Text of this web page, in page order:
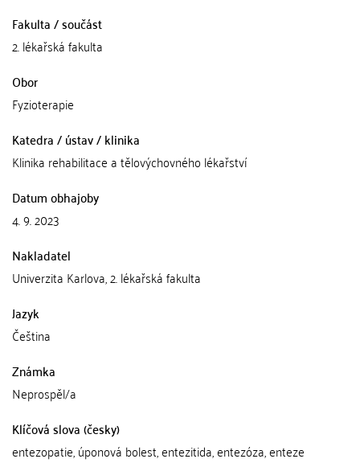
Fakulta / součást
2. lékařská fakulta
Obor
Fyzioterapie
Katedra / ústav / klinika
Klinika rehabilitace a tělovýchovného lékařství
Datum obhajoby
4. 9. 2023
Nakladatel
Univerzita Karlova, 2. lékařská fakulta
Jazyk
Čeština
Známka
Neprospěl/a
Klíčová slova (česky)
entezopatie, úponová bolest, entezitida, entezóza, enteze